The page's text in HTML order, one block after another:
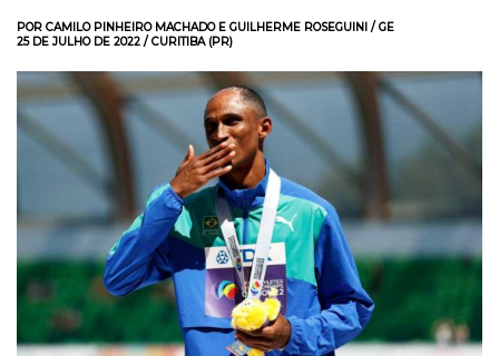
POR CAMILO PINHEIRO MACHADO E GUILHERME ROSEGUINI / GE
25 DE JULHO DE 2022 / CURITIBA (PR)